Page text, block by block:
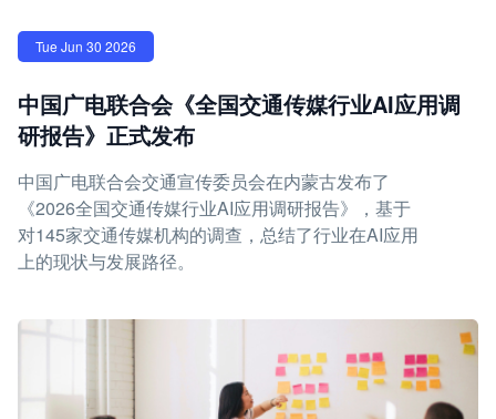
Tue Jun 30 2026
中国广电联合会《全国交通传媒行业AI应用调
研报告》正式发布
中国广电联合会交通宣传委员会在内蒙古发布了
《2026全国交通传媒行业AI应用调研报告》，基于
对145家交通传媒机构的调查，总结了行业在AI应用
上的现状与发展路径。